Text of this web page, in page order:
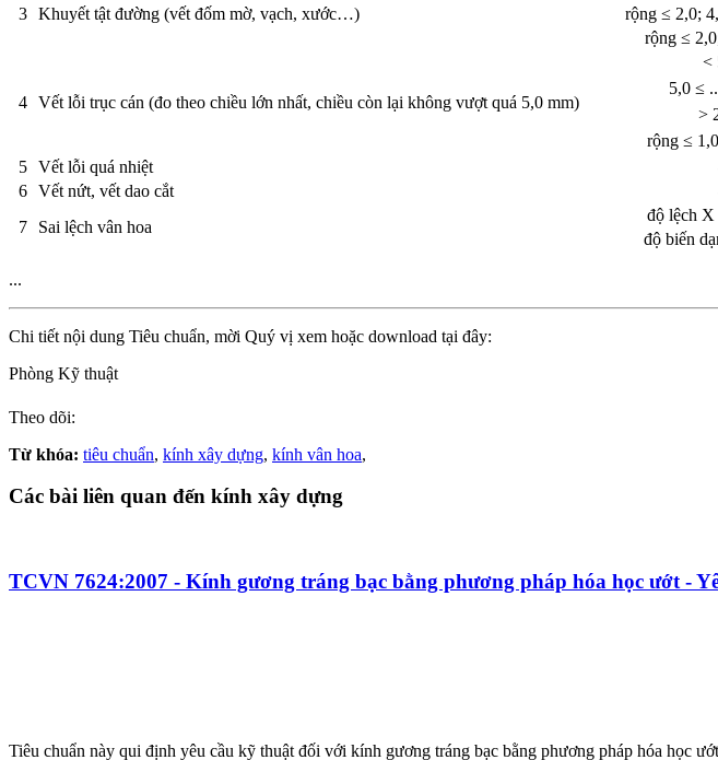
3 Khuyết tật đường (vết đốm mờ, vạch, xước…)
rộng ≤ 2,0;
rộng ≤
4 Vết lỗi trục cán (đo theo chiều lớn nhất, chiều còn lại không vượt quá 5,0 mm)
<
5,0 ≤
>
rộng ≤
5 Vết lỗi quá nhiệt
6 Vết nứt, vết dao cắt
7
Sai lệch vân hoa
độ lệch X
độ biến
...
Chi tiết nội dung Tiêu chuẩn, mời Quý vị xem hoặc download tại đây:
Phòng Kỹ thuật
Theo dõi:
Từ khóa: tiêu chuẩn, kính xây dựng, kính vân hoa,
Các bài liên quan đến kính xây dựng
TCVN 7624:2007 - Kính gương tráng bạc bằng phương pháp hóa học ướt -
Tiêu chuẩn này qui định yêu cầu kỹ thuật đối với kính gương tráng bạc bằng phương pháp hóa học